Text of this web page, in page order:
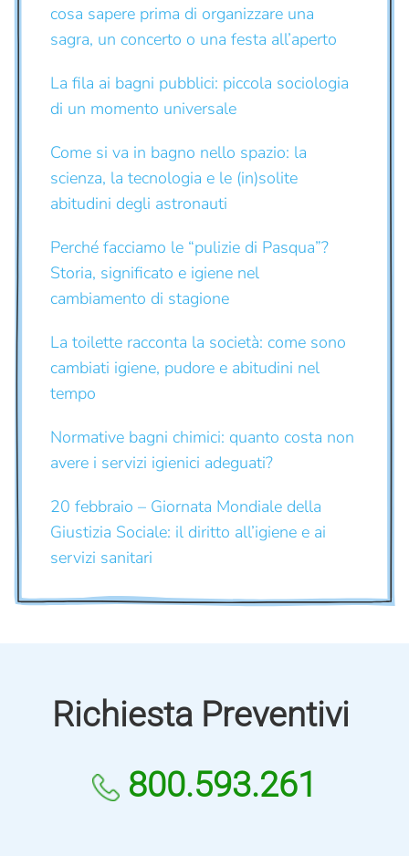
cosa sapere prima di organizzare una
sagra, un concerto o una festa all’aperto
La fila ai bagni pubblici: piccola sociologia
di un momento universale
Come si va in bagno nello spazio: la
scienza, la tecnologia e le (in)solite
abitudini degli astronauti
Perché facciamo le “pulizie di Pasqua”?
Storia, significato e igiene nel
cambiamento di stagione
La toilette racconta la società: come sono
cambiati igiene, pudore e abitudini nel
tempo
Normative bagni chimici: quanto costa non
avere i servizi igienici adeguati?
20 febbraio – Giornata Mondiale della
Giustizia Sociale: il diritto all’igiene e ai
servizi sanitari
Richiesta Preventivi
800.593.261